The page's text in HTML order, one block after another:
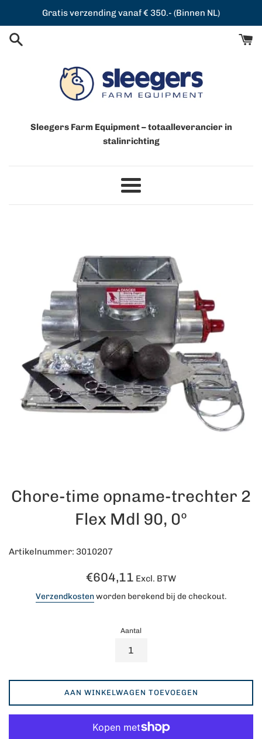
de
content
Gratis verzending vanaf € 350.- (Binnen NL)
Sleegers Farm Equipment – totaalleverancier in
stalinrichting
Menu
Chore-time opname-trechter 2
Flex Mdl 90, 0º
Artikelnummer: 3010207
Normale
€604,11 Excl. BTW
Verzendkostenworden berekend bij de checkout.
Aantal
AAN WINKELWAGEN TOEVOEGEN